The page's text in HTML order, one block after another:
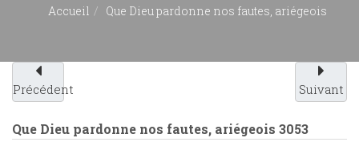
Accueil Que Dieu pardonne nos fautes, ariégeois
Précédent Suivant
Que Dieu pardonne nos fautes, ariégeois 3053